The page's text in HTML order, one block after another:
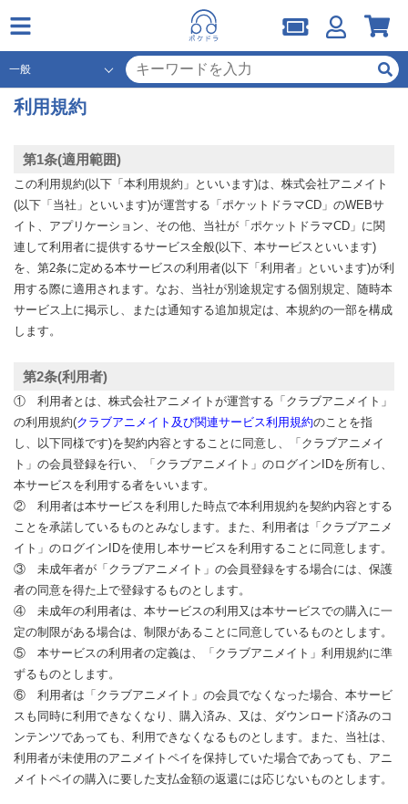
利用規約
第1条(適用範囲)
この利用規約(以下「本利用規約」といいます)は、株式会社アニメイト
(以下「当社」といいます)が運営する「ポケットドラマCD」のWEBサ
イト、アプリケーション、その他、当社が「ポケットドラマCD」に関
連して利用者に提供するサービス全般(以下、本サービスといいます)
を、第2条に定める本サービスの利用者(以下「利用者」といいます)が利
用する際に適用されます。なお、当社が別途規定する個別規定、随時本
サービス上に掲示し、または通知する追加規定は、本規約の一部を構成
します。
第2条(利用者)
① 利用者とは、株式会社アニメイトが運営する「クラブアニメイト」
の利用規約(クラブアニメイト及び関連サービス利用規約のことを指
し、以下同様です)を契約内容とすることに同意し、「クラブアニメイ
ト」の会員登録を行い、「クラブアニメイト」のログインIDを所有し、
本サービスを利用する者をいいます。
② 利用者は本サービスを利用した時点で本利用規約を契約内容とする
ことを承諾しているものとみなします。また、利用者は「クラブアニメ
イト」のログインIDを使用し本サービスを利用することに同意します。
③ 未成年者が「クラブアニメイト」の会員登録をする場合には、保護
者の同意を得た上で登録するものとします。
④ 未成年の利用者は、本サービスの利用又は本サービスでの購入に一
定の制限がある場合は、制限があることに同意しているものとします。
⑤ 本サービスの利用者の定義は、「クラブアニメイト」利用規約に準
ずるものとします。
⑥ 利用者は「クラブアニメイト」の会員でなくなった場合、本サービ
スも同時に利用できなくなり、購入済み、又は、ダウンロード済みのコ
ンテンツであっても、利用できなくなるものとします。また、当社は、
利用者が未使用のアニメイトペイを保持していた場合であっても、アニ
メイトペイの購入に要した支払金額の返還には応じないものとします。